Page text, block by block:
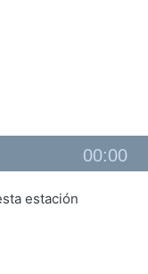
00:00
estación